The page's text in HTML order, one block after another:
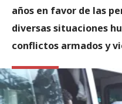
años en favor de las
diversas situaciones
conflictos armados y